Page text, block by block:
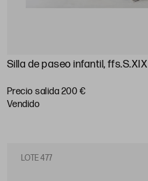
Silla de paseo infantil, ffs.S.XIX
Precio salida 200 €
vendido
LOTE 477